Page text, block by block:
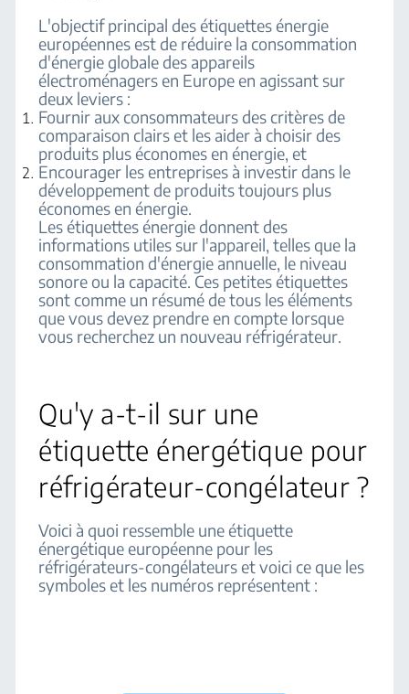
L'objectif principal des étiquettes énergie
européennes est de réduire la consommation
d'énergie globale des appareils
électroménagers en Europe en agissant sur
deux leviers :
Fournir aux consommateurs des critères de
comparaison clairs et les aider à choisir des
produits plus économes en énergie, et
Encourager les entreprises à investir dans le
développement de produits toujours plus
économes en énergie.
Les étiquettes énergie donnent des
informations utiles sur l'appareil, telles que la
consommation d'énergie annuelle, le niveau
sonore ou la capacité. Ces petites étiquettes
sont comme un résumé de tous les éléments
que vous devez prendre en compte lorsque
vous recherchez un nouveau réfrigérateur.
Qu'y a-t-il sur une
étiquette énergétique pour
réfrigérateur-congélateur ?
Voici à quoi ressemble une étiquette
énergétique européenne pour les
réfrigérateurs-congélateurs et voici ce que les
symboles et les numéros représentent :